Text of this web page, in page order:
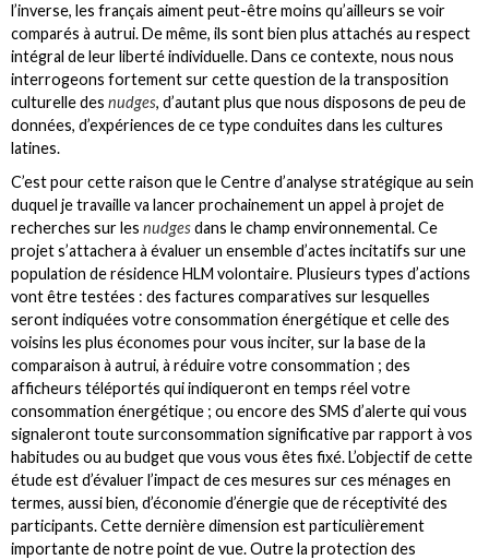
l’inverse, les français aiment peut-être moins qu’ailleurs se voir
comparés à autrui. De même, ils sont bien plus attachés au respect
intégral de leur liberté individuelle. Dans ce contexte, nous nous
interrogeons fortement sur cette question de la transposition
culturelle des nudges, d’autant plus que nous disposons de peu de
données, d’expériences de ce type conduites dans les cultures
latines.
C’est pour cette raison que le Centre d’analyse stratégique au sein
duquel je travaille va lancer prochainement un appel à projet de
recherches sur les nudgesdans le champ environnemental. Ce
projet s’attachera à évaluer un ensemble d’actes incitatifs sur une
population de résidence HLM volontaire. Plusieurs types d’actions
vont être testées : des factures comparatives sur lesquelles
seront indiquées votre consommation énergétique et celle des
voisins les plus économes pour vous inciter, sur la base de la
comparaison à autrui, à réduire votre consommation ; des
afficheurs téléportés qui indiqueront en temps réel votre
consommation énergétique ; ou encore des SMS d’alerte qui vous
signaleront toute surconsommation significative par rapport à vos
habitudes ou au budget que vous vous êtes fixé. L’objectif de cette
étude est d’évaluer l’impact de ces mesures sur ces ménages en
termes, aussi bien, d’économie d’énergie que de réceptivité des
participants. Cette dernière dimension est particulièrement
importante de notre point de vue. Outre la protection des